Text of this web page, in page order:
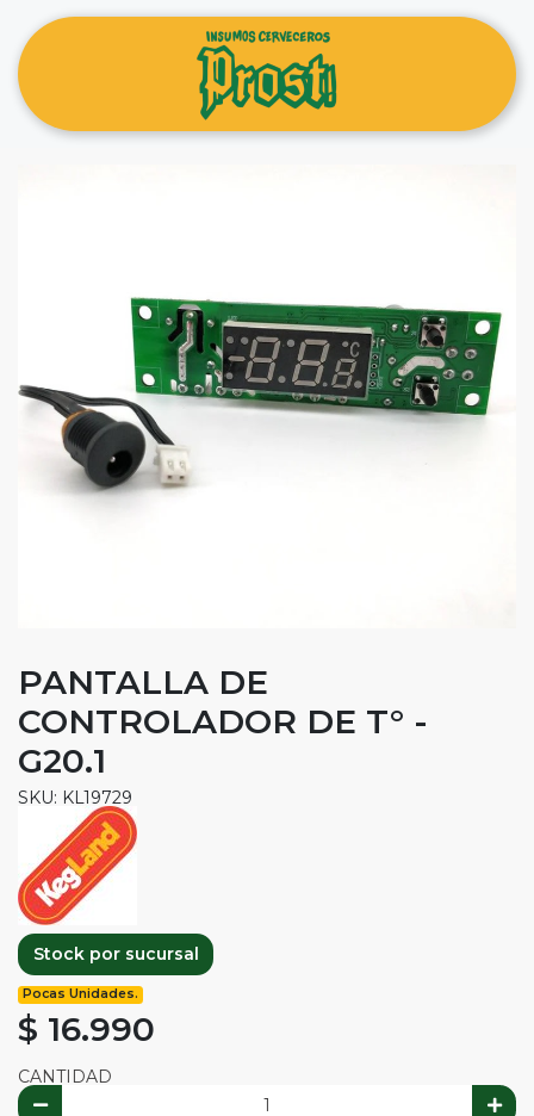
PANTALLA DE
CONTROLADOR DE T° -
G20.1
SKU: KL19729
Stock por sucursal
Pocas Unidades.
$ 16.990
CANTIDAD